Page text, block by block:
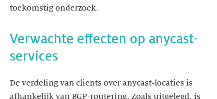
toekomstig onderzoek.
Verwachte effecten op anycast-
services
De verdeling van clients over anycast-locaties is
afhankelijk van BGP-routering. Zoals uitgelegd, is